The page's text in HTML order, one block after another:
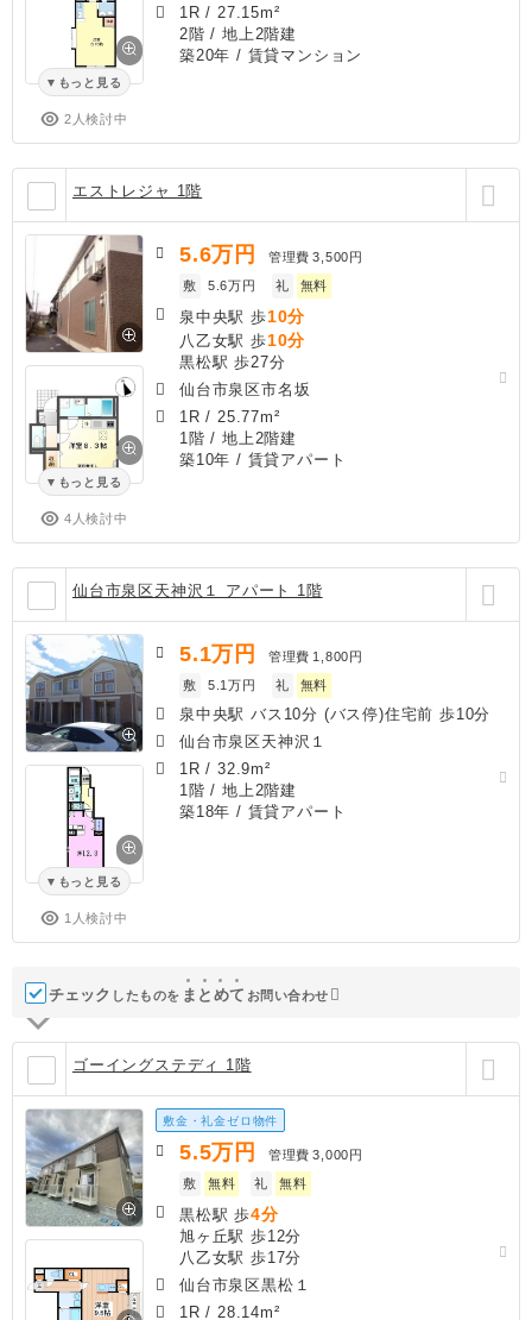
もっと見る
2人検討中
1R / 27.15m²
2階 / 地上2階建
築20年 / 賃貸マンション
エストレジャ 1階
もっと見る
4人検討中
5.6万円 管理費 3,500円
敷
5.6万円 礼 無料
泉中央駅 歩10分
八乙女駅 歩10分
黒松駅 歩27分
仙台市泉区市名坂
1R / 25.77m²
1階 / 地上2階建
築10年 / 賃貸アパート
仙台市泉区天神沢１ アパート 1階
もっと見る
1人検討中
5.1万円 管理費 1,800円
敷
5.1万円 礼 無料
泉中央駅 バス10分 (バス停)住宅前 歩10分
仙台市泉区天神沢１
1R /32.9m²
1階 / 地上2階建
築18年 / 賃貸アパート
チェック したものを ま と めて お問い合わせ
ゴーイングステディ 1階
敷金・礼金ゼロ物件
5.5万円 管理費 3,000円
敷
無料 礼 無料
黒松駅 歩4分
旭ヶ丘駅 歩12分
八乙女駅 歩17分
仙台市泉区黒松１
1R / 28.14m²